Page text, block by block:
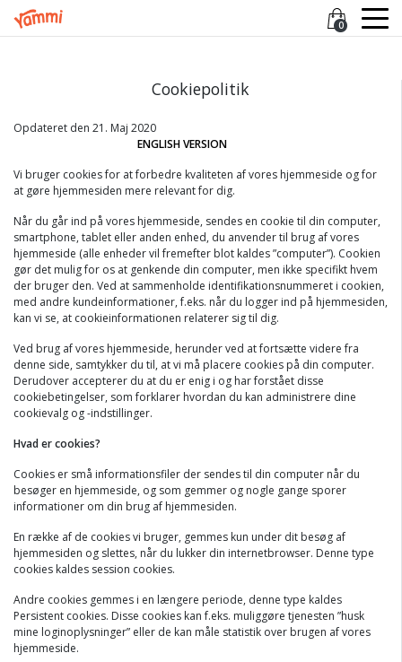
0
Cookiepolitik
Opdateret den 21. Maj 2020
ENGLISH VERSION
Vi bruger cookies for at forbedre kvaliteten af vores hjemmeside og for
at gøre hjemmesiden mere relevant for dig.
Når du går ind på vores hjemmeside, sendes en cookie til din computer,
smartphone, tablet eller anden enhed, du anvender til brug af vores
hjemmeside (alle enheder vil fremefter blot kaldes ”computer”). Cookien
gør det mulig for os at genkende din computer, men ikke specifikt hvem
der bruger den. Ved at sammenholde identifikationsnummeret i cookien,
med andre kundeinformationer, f.eks. når du logger ind på hjemmesiden,
kan vi se, at cookieinformationen relaterer sig til dig.
Ved brug af vores hjemmeside, herunder ved at fortsætte videre fra
denne side, samtykker du til, at vi må placere cookies på din computer.
Derudover accepterer du at du er enig i og har forstået disse
cookiebetingelser, som forklarer hvordan du kan administrere dine
cookievalg og -indstillinger.
Hvad er cookies?
Cookies er små informationsfiler der sendes til din computer når du
besøger en hjemmeside, og som gemmer og nogle gange sporer
informationer om din brug af hjemmesiden.
En række af de cookies vi bruger, gemmes kun under dit besøg af
hjemmesiden og slettes, når du lukker din internetbrowser. Denne type
cookies kaldes session cookies.
Andre cookies gemmes i en længere periode, denne type kaldes
Persistent cookies. Disse cookies kan f.eks. muliggøre tjenesten ”husk
mine loginoplysninger” eller de kan måle statistik over brugen af vores
hjemmeside.